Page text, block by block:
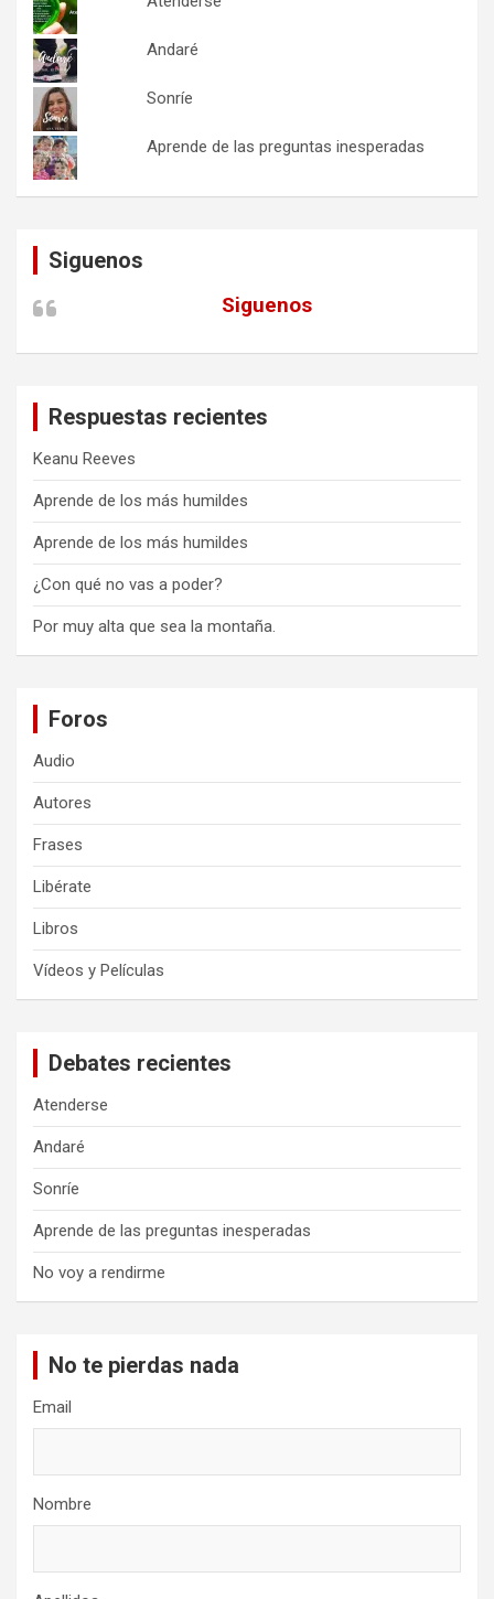
Andaré
Sonríe
Aprende de las preguntas inesperadas
Siguenos
Siguenos
Respuestas recientes
Keanu Reeves
Aprende de los más humildes
Aprende de los más humildes
¿Con qué no vas a poder?
Por muy alta que sea la montaña.
Foros
Audio
Autores
Frases
Libérate
Libros
Vídeos y Películas
Debates recientes
Atenderse
Andaré
Sonríe
Aprende de las preguntas inesperadas
No voy a rendirme
No te pierdas nada
Email
Nombre